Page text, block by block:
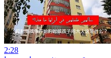
2:28